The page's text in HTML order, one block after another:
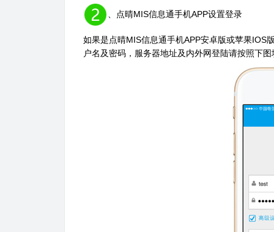
、点晴MIS信息通手机APP设置登录
如果是点晴MIS信息通手机APP安卓版或苹果IOS
户名及密码，服务器地址及内外网登陆请按照下